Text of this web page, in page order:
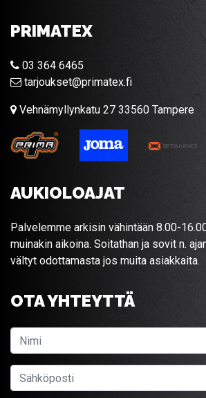
PRIMATEX
03 364 6465
tarjoukset@primatex.fi
Vehnämyllynkatu 27 33560 Tampere
AUKIOLOAJAT
Palvelemme arkisin vähintään 8.00-
muinakin aikoina. Soitathan ja sovit n.
vältyt odottamasta jos muita asiakkaita.
OTA YHTEYTTÄ